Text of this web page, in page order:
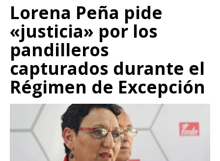
Lorena Peña pide
«justicia» por los
pandilleros
capturados durante el
Régimen de Excepción